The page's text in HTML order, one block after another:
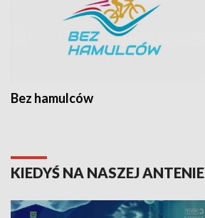
Bez hamulców
KIEDYŚ NA NASZEJ ANTENIE